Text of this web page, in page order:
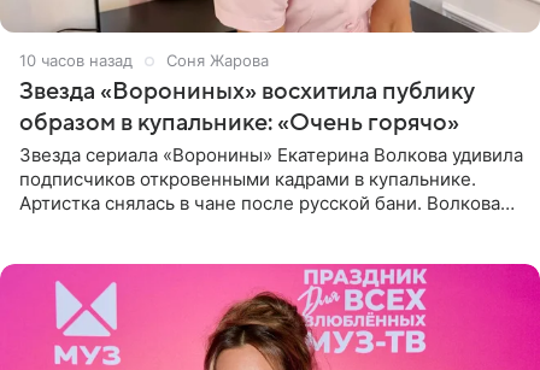
10 часов назад Соня Жарова
Звезда «Ворониных» восхитила публику
образом в купальнике: «Очень горячо»
Звезда сериала «Воронины» Екатерина Волкова удивила
подписчиков откровенными кадрами в купальнике.
Артистка снялась в чане после русской бани. Волкова